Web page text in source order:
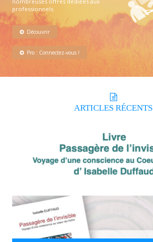
professionnels.
Découvrir
Pro : Connectez-vous !
ARTICLES RÉCENTS